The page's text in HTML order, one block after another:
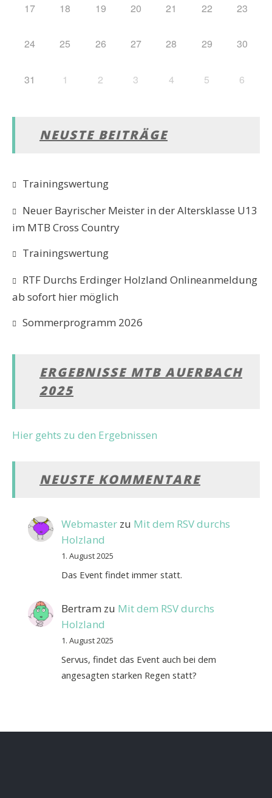
17 18 19 20 21 22 23
24 25 26 27 28 29 30
31 1 2 3 4 5 6
NEUSTE BEITRÄGE
Trainingswertung
Neuer Bayrischer Meister in der Altersklasse U13
im MTB Cross Country
Trainingswertung
RTF Durchs Erdinger Holzland Onlineanmeldung
ab sofort hier möglich
Sommerprogramm 2026
ERGEBNISSE MTB AUERBACH
2025
Hier gehts zu den Ergebnissen
NEUSTE KOMMENTARE
Webmasterzu Mit dem RSV durchs
Holzland
1. August 2025
Das Event findet immer statt.
Bertram zu Mit dem RSV durchs
Holzland
1. August 2025
Servus, findet das Event auch bei dem
angesagten starken Regen statt?